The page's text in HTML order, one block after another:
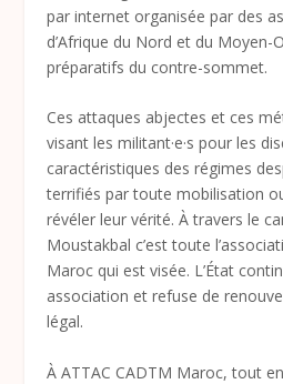
par internet organisée par des
d’Afrique du Nord et du Moyen-
préparatifs du contre-sommet.
Ces attaques abjectes et ces
visant les militant·e·s pour les
caractéristiques des régimes
terrifiés par toute mobilisation
révéler leur vérité. À travers le
Moustakbal c’est toute
Maroc qui est visée. L’État
association et refuse de
légal.
À ATTAC CADTM Maroc, tout